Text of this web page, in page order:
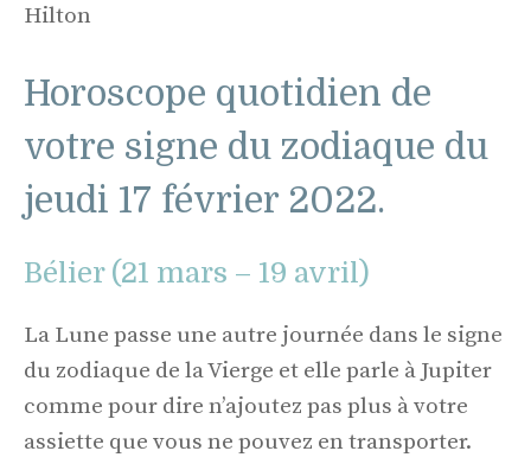
Hilton
Horoscope quotidien de
votre signe du zodiaque du
jeudi 17 février 2022.
Bélier (21 mars – 19 avril)
La Lune passe une autre journée dans le signe
du zodiaque de la Vierge et elle parle à Jupiter
comme pour dire n’ajoutez pas plus à votre
assiette que vous ne pouvez en transporter.